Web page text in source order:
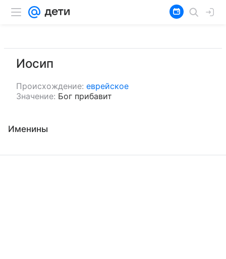
Иосип
Происхождение: еврейское
Значение: Бог прибавит
Именины